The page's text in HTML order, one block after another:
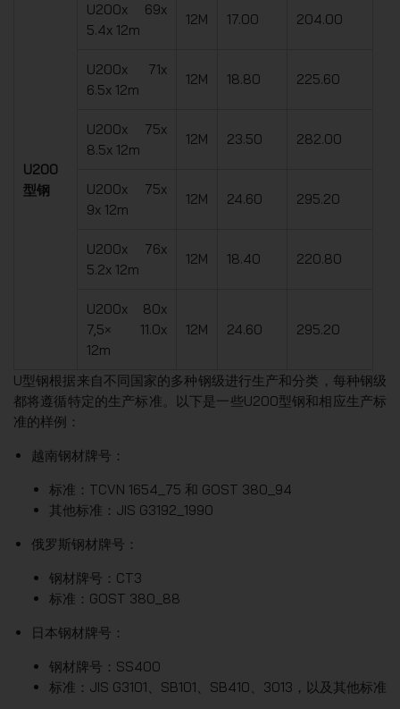
U200
型钢
U200x 69x
5.4x 12m
12M 17.00 204.00
U200x 71x
6.5x 12m
12M 18.80 225.60
U200x 75x
8.5x 12m
12M 23.50 282.00
U200x 75x
9x 12m
12M 24.60 295.20
U200x 76x
5.2x 12m
12M 18.40 220.80
U200x 80x
7,5× 11.0x
12m
12M 24.60 295.20
U型钢根据来自不同国家的多种钢级进行生产和分类，每种钢级
都将遵循特定的生产标准。以下是一些U200型钢和相应生产标
准的样例：
越南钢材牌号：
标准：TCVN 1654_75 和 GOST 380_94
其他标准：JIS G3192_1990
俄罗斯钢材牌号：
钢材牌号：CT3
标准：GOST 380_88
日本钢材牌号：
钢材牌号：SS400
标准：JIS G3101、SB101、SB410、3013，以及其他标准